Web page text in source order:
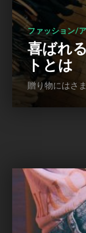
ファッション/
喜ばれ
トとは
贈り物にはさ